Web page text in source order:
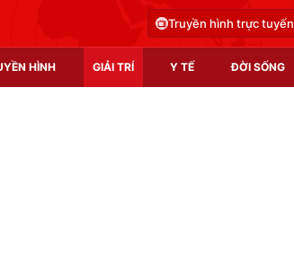
Truyền hình trực tuyến
HÌNH GIẢI TRÍ Y TẾ ĐỜI SỐNG